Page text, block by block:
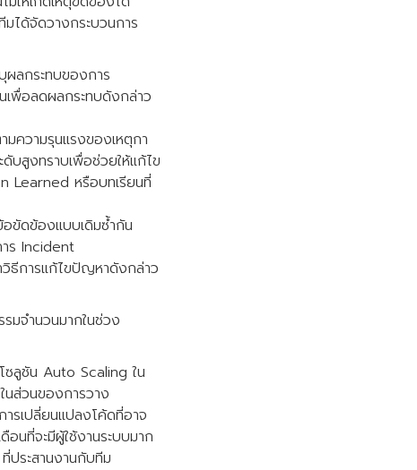
ได้จัดวางกระบวนการ
ลกระทบของการ
เพื่อลดผลกระทบดังกล่าว
ความรุนแรงของเหตุกา
บสูงทราบเพื่อช่วยให้แก้ไข
Learned หรือบทเรียนที่
ขัดข้องแบบเดิมซ้ำกัน
ร Incident
ธีการแก้ไขปัญหาดังกล่าว
มจำนวนมากในช่วง
ซลูชัน Auto Scaling ใน
นส่วนของการวาง
รเปลี่ยนแปลงโค้ดที่อาจ
นที่จะมีผู้ใช้งานระบบมาก
ประสานงานกับทีม